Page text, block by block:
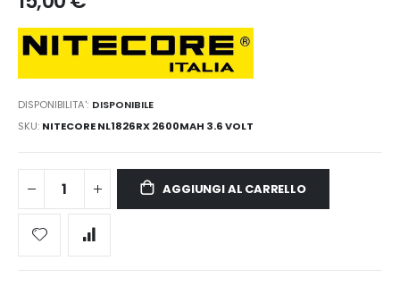
DISPONIBILITA': DISPONIBILE
SKU NITECORE NL1826RX 2600MAH 3.6 VOLT
AGGIUNGI AL CARRELLO